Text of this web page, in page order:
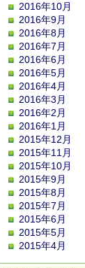
2016年10月
2016年9月
2016年8月
2016年7月
2016年6月
2016年5月
2016年4月
2016年3月
2016年2月
2016年1月
2015年12月
2015年11月
2015年10月
2015年9月
2015年8月
2015年7月
2015年6月
2015年5月
2015年4月